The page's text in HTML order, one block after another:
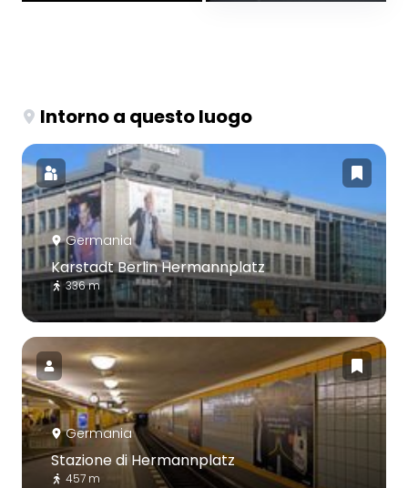
Intorno a questo luogo
Germania
Karstadt Berlin Hermannplatz
336 m
Germania
Stazione di Hermannplatz
457 m